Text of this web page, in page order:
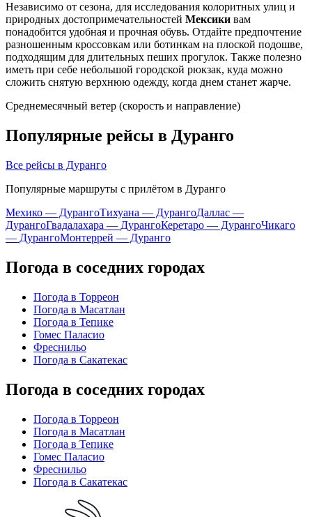
Независимо от сезона, для исследования колоритных улиц и
природных достопримечательностей Мексики вам
понадобится удобная и прочная обувь. Отдайте предпочтение
разношенным кроссовкам или ботинкам на плоской подошве,
подходящим для длительных пеших прогулок. Также полезно
иметь при себе небольшой городской рюкзак, куда можно
сложить снятую верхнюю одежду, когда днем станет жарче.
Среднемесячный ветер (скорость и направление)
Популярные рейсы в Дуранго
Все рейсы в Дуранго
Популярные маршруты с прилётом в Дуранго
Мехико — ДурангоТихуана — ДурангоДаллас —
ДурангоГвадалахара — ДурангоКеретаро — ДурангоЧикаго
— ДурангоМонтеррей — Дуранго
Погода в соседних городах
Погода в Торреон
Погода в Масатлан
Погода в Тепике
Гомес Паласио
Фреснильо
Погода в Сакатекас
Погода в соседних городах
Погода в Торреон
Погода в Масатлан
Погода в Тепике
Гомес Паласио
Фреснильо
Погода в Сакатекас